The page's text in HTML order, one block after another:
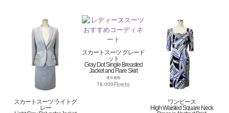
スカートスーツ ライトグ
レー
スカートスーツ グレード
ット
Gray Dot Single Breasted
Jacket and Flare Skirt
通常価格
78,000円(税別)
ワンピース
High Waisted Square Neck